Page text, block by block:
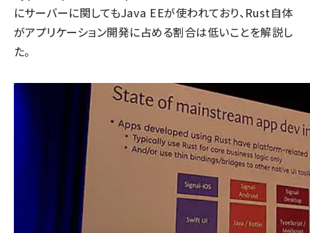
にサーバーに関してもJava EEが使われており、Rust自体
がアプリケーション開発に占める割合は低いことを解説し
た。